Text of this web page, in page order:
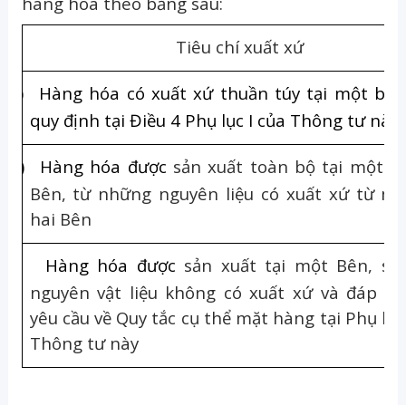
Tiêu chí xuất xứ
(a)
Hàng hóa có xuất xứ thuần túy tại một
quy định tại Điều 4 Phụ lục I của Thông tư này
(b) Hàng hóa được sản xuất toàn bộ tại một
Bên, từ những nguyên liệu có xuất xứ từ
hai Bên
Hàng hóa được sản xuất tại một Bên,
nguyên vật liệu không có xuất xứ và đáp
yêu cầu về Quy tắc cụ thể mặt hàng tại Phụ
Thông tư này